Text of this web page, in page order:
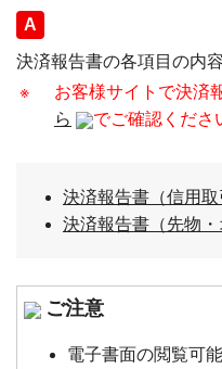
回答
決済報告書の各項目の内
※
お客様サイトで決済
ら
でご確認くださ
決済報告書（信用取
決済報告書（先物・
ご注意
電子書面の閲覧可